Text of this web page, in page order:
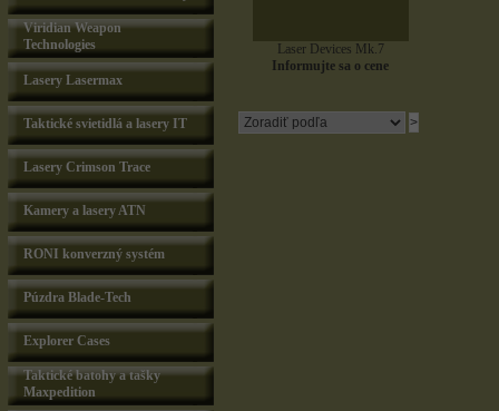
Viridian Weapon
Technologies
Lasery Lasermax
Taktické svietidlá a lasery IT
Lasery Crimson Trace
Kamery a lasery ATN
RONI konverzný systém
Púzdra Blade-Tech
Explorer Cases
Taktické batohy a tašky
Maxpedition
Laser Devices Mk.7
Informujte sa o cene